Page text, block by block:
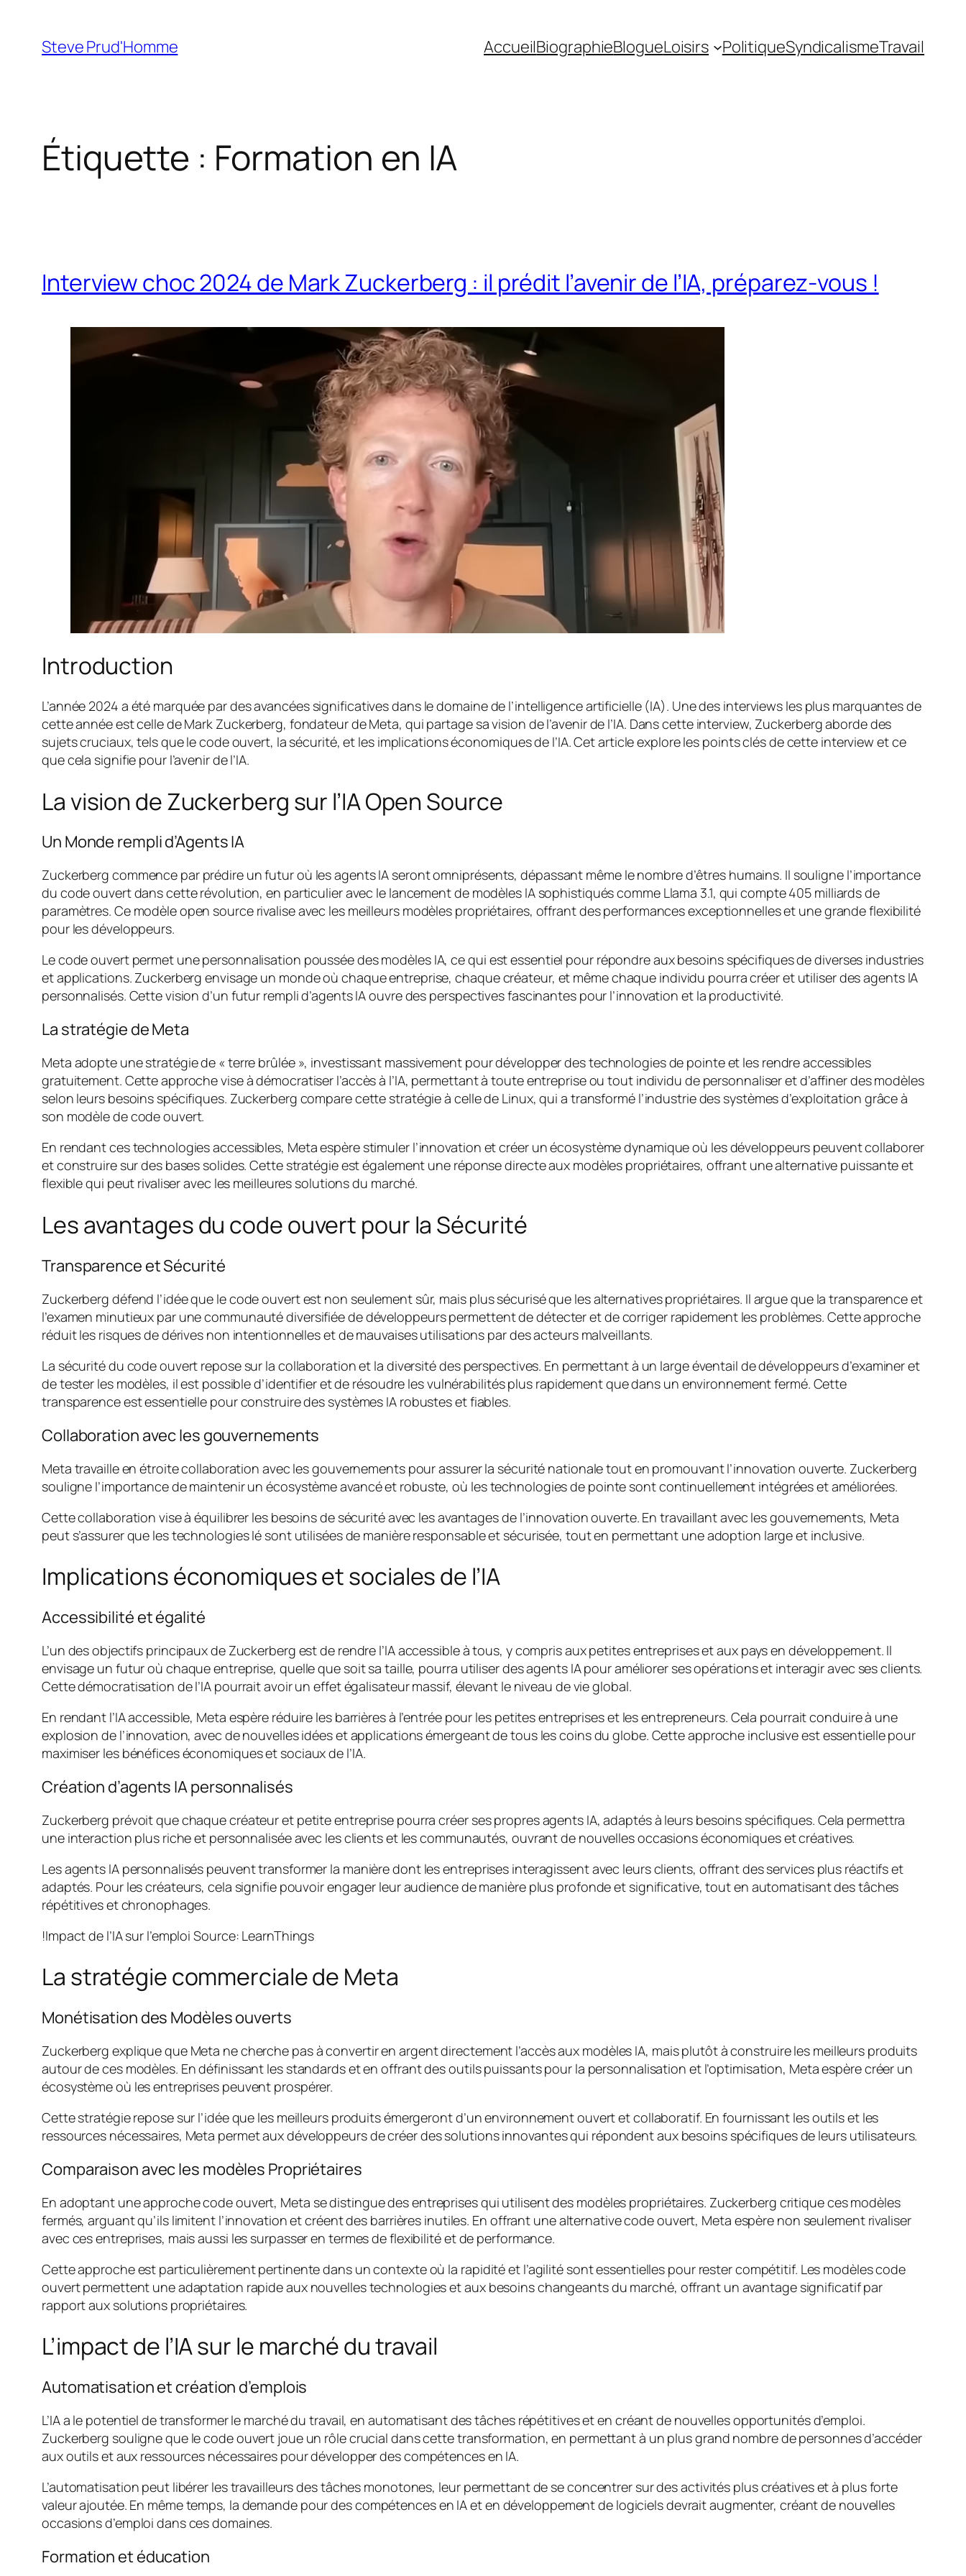
contenu
Steve Prud'Homme AccueilBiographieBlogueLoisirs PolitiqueSyndicalismeTravail
Étiquette : Formation en IA
Interview choc 2024 de Mark Zuckerberg : il prédit l’avenir de l’IA, préparez-vous !
Introduction
L’année 2024 a été marquée par des avancées significatives dans le domaine de l’intelligence artificielle (IA). Une des interviews les plus marquantes de
cette année est celle de Mark Zuckerberg, fondateur de Meta, qui partage sa vision de l’avenir de l’IA. Dans cette interview, Zuckerberg aborde des
sujets cruciaux, tels que le code ouvert, la sécurité, et les implications économiques de l’IA. Cet article explore les points clés de cette interview et ce
que cela signifie pour l’avenir de l’IA.
La vision de Zuckerberg sur l’IA Open Source
Un Monde rempli d’Agents IA
Zuckerberg commence par prédire un futur où les agents IA seront omniprésents, dépassant même le nombre d’êtres humains. Il souligne l’importance
du code ouvert dans cette révolution, en particulier avec le lancement de modèles IA sophistiqués comme Llama 3.1, qui compte 405 milliards de
paramètres. Ce modèle open source rivalise avec les meilleurs modèles propriétaires, offrant des performances exceptionnelles et une grande flexibilité
pour les développeurs.
Le code ouvert permet une personnalisation poussée des modèles IA, ce qui est essentiel pour répondre aux besoins spécifiques de diverses industries
et applications. Zuckerberg envisage un monde où chaque entreprise, chaque créateur, et même chaque individu pourra créer et utiliser des agents IA
personnalisés. Cette vision d’un futur rempli d’agents IA ouvre des perspectives fascinantes pour l’innovation et la productivité.
La stratégie de Meta
Meta adopte une stratégie de « terre brûlée », investissant massivement pour développer des technologies de pointe et les rendre accessibles
gratuitement. Cette approche vise à démocratiser l’accès à l’IA, permettant à toute entreprise ou tout individu de personnaliser et d’affiner des modèles
selon leurs besoins spécifiques. Zuckerberg compare cette stratégie à celle de Linux, qui a transformé l’industrie des systèmes d’exploitation grâce à
son modèle de code ouvert.
En rendant ces technologies accessibles, Meta espère stimuler l’innovation et créer un écosystème dynamique où les développeurs peuvent collaborer
et construire sur des bases solides. Cette stratégie est également une réponse directe aux modèles propriétaires, offrant une alternative puissante et
flexible qui peut rivaliser avec les meilleures solutions du marché.
Les avantages du code ouvert pour la Sécurité
Transparence et Sécurité
Zuckerberg défend l’idée que le code ouvert est non seulement sûr, mais plus sécurisé que les alternatives propriétaires. Il argue que la transparence et
l’examen minutieux par une communauté diversifiée de développeurs permettent de détecter et de corriger rapidement les problèmes. Cette approche
réduit les risques de dérives non intentionnelles et de mauvaises utilisations par des acteurs malveillants.
La sécurité du code ouvert repose sur la collaboration et la diversité des perspectives. En permettant à un large éventail de développeurs d’examiner et
de tester les modèles, il est possible d’identifier et de résoudre les vulnérabilités plus rapidement que dans un environnement fermé. Cette
transparence est essentielle pour construire des systèmes IA robustes et fiables.
Collaboration avec les gouvernements
Meta travaille en étroite collaboration avec les gouvernements pour assurer la sécurité nationale tout en promouvant l’innovation ouverte. Zuckerberg
souligne l’importance de maintenir un écosystème avancé et robuste, où les technologies de pointe sont continuellement intégrées et améliorées.
Cette collaboration vise à équilibrer les besoins de sécurité avec les avantages de l’innovation ouverte. En travaillant avec les gouvernements, Meta
peut s’assurer que les technologies Ié sont utilisées de manière responsable et sécurisée, tout en permettant une adoption large et inclusive.
Implications économiques et sociales de l’IA
Accessibilité et égalité
L’un des objectifs principaux de Zuckerberg est de rendre l’IA accessible à tous, y compris aux petites entreprises et aux pays en développement. Il
envisage un futur où chaque entreprise, quelle que soit sa taille, pourra utiliser des agents IA pour améliorer ses opérations et interagir avec ses clients.
Cette démocratisation de l’IA pourrait avoir un effet égalisateur massif, élevant le niveau de vie global.
En rendant l’IA accessible, Meta espère réduire les barrières à l’entrée pour les petites entreprises et les entrepreneurs. Cela pourrait conduire à une
explosion de l’innovation, avec de nouvelles idées et applications émergeant de tous les coins du globe. Cette approche inclusive est essentielle pour
maximiser les bénéfices économiques et sociaux de l’IA.
Création d’agents IA personnalisés
Zuckerberg prévoit que chaque créateur et petite entreprise pourra créer ses propres agents IA, adaptés à leurs besoins spécifiques. Cela permettra
une interaction plus riche et personnalisée avec les clients et les communautés, ouvrant de nouvelles occasions économiques et créatives.
Les agents IA personnalisés peuvent transformer la manière dont les entreprises interagissent avec leurs clients, offrant des services plus réactifs et
adaptés. Pour les créateurs, cela signifie pouvoir engager leur audience de manière plus profonde et significative, tout en automatisant des tâches
répétitives et chronophages.
!Impact de l’IA sur l’emploiSource: LearnThings
La stratégie commerciale de Meta
Monétisation des Modèles ouverts
Zuckerberg explique que Meta ne cherche pas à convertir en argent directement l’accès aux modèles IA, mais plutôt à construire les meilleurs produits
autour de ces modèles. En définissant les standards et en offrant des outils puissants pour la personnalisation et l’optimisation, Meta espère créer un
écosystème où les entreprises peuvent prospérer.
Cette stratégie repose sur l’idée que les meilleurs produits émergeront d’un environnement ouvert et collaboratif. En fournissant les outils et les
ressources nécessaires, Meta permet aux développeurs de créer des solutions innovantes qui répondent aux besoins spécifiques de leurs utilisateurs.
Comparaison avec les modèles Propriétaires
En adoptant une approche code ouvert, Meta se distingue des entreprises qui utilisent des modèles propriétaires. Zuckerberg critique ces modèles
fermés, arguant qu’ils limitent l’innovation et créent des barrières inutiles. En offrant une alternative code ouvert, Meta espère non seulement rivaliser
avec ces entreprises, mais aussi les surpasser en termes de flexibilité et de performance.
Cette approche est particulièrement pertinente dans un contexte où la rapidité et l’agilité sont essentielles pour rester compétitif. Les modèles code
ouvert permettent une adaptation rapide aux nouvelles technologies et aux besoins changeants du marché, offrant un avantage significatif par
rapport aux solutions propriétaires.
L’impact de l’IA sur le marché du travail
Automatisation et création d’emplois
L’IA a le potentiel de transformer le marché du travail, en automatisant des tâches répétitives et en créant de nouvelles opportunités d’emploi.
Zuckerberg souligne que le code ouvert joue un rôle crucial dans cette transformation, en permettant à un plus grand nombre de personnes d’accéder
aux outils et aux ressources nécessaires pour développer des compétences en IA.
L’automatisation peut libérer les travailleurs des tâches monotones, leur permettant de se concentrer sur des activités plus créatives et à plus forte
valeur ajoutée. En même temps, la demande pour des compétences en IA et en développement de logiciels devrait augmenter, créant de nouvelles
occasions d’emploi dans ces domaines.
Formation et éducation